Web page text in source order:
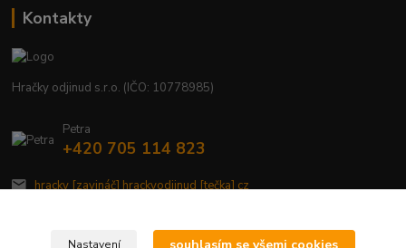
Kontakty
Hračky odjinud s.r.o. (IČO: 10778985)
Petra
+420 705 114 823
hracky [zavináč] hrackyodjinud [tečka] cz
Nastavení